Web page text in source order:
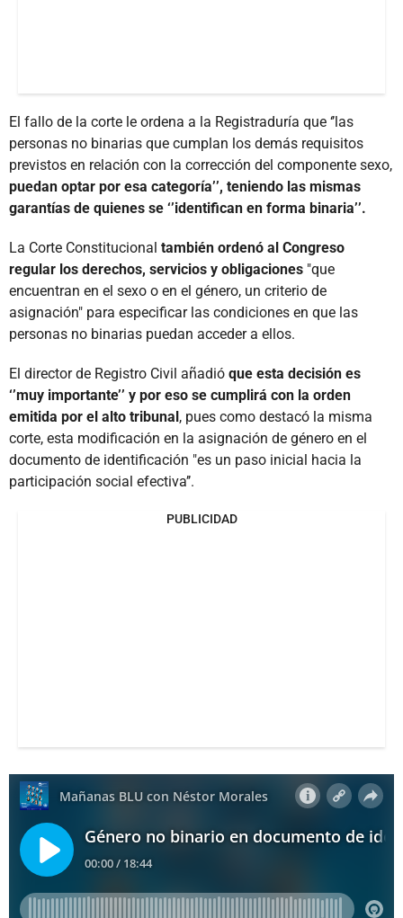
El fallo de la corte le ordena a la Registraduría que ‘’las
personas no binarias que cumplan los demás requisitos
previstos en relación con la corrección del componente sexo,
puedan optar por esa categoría’’, teniendo las mismas
garantías de quienes se ‘’identifican en forma binaria’’.
La Corte Constitucional también ordenó al Congreso
regular los derechos, servicios y obligaciones "que
encuentran en el sexo o en el género, un criterio de
asignación" para especificar las condiciones en que las
personas no binarias puedan acceder a ellos.
El director de Registro Civil añadió que esta decisión es
‘’muy importante’’ y por eso se cumplirá con la orden
emitida por el alto tribunal, pues como destacó la misma
corte, esta modificación en la asignación de género en el
documento de identificación "es un paso inicial hacia la
participación social efectiva’’.
PUBLICIDAD